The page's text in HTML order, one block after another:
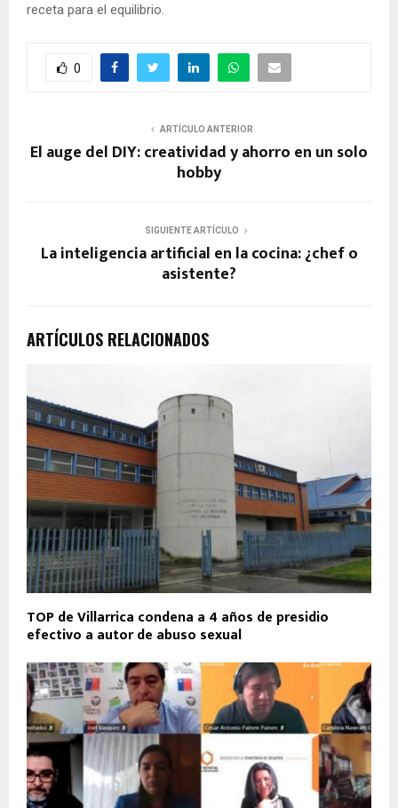
receta para el equilibrio.
0
ARTÍCULO ANTERIOR
El auge del DIY: creatividad y ahorro en un solo
hobby
SIGUIENTE ARTÍCULO
La inteligencia artificial en la cocina: ¿chef o
asistente?
ARTÍCULOS RELACIONADOS
TOP de Villarrica condena a 4 años de presidio
efectivo a autor de abuso sexual